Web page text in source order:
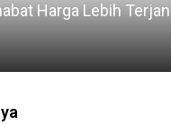
Harga Lebih